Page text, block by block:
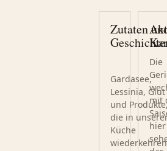
Zutaten
Gardasee,
Lessinia, Glut
und
die in
Küche
Die
mit
hier